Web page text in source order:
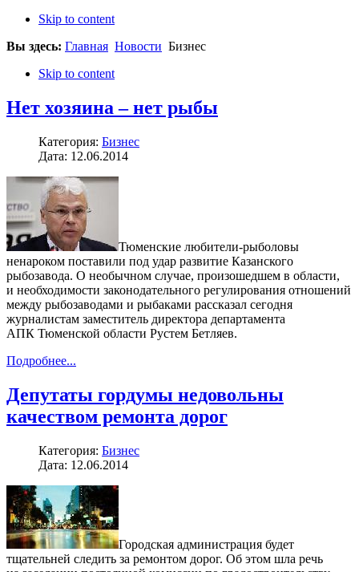
Skip to content
Вы здесь: Главная Новости Бизнес
Skip to content
Нет хозяина – нет рыбы
Категория: Бизнес
Дата: 12.06.2014
Тюменские любители-рыболовы
ненароком поставили под удар развитие Казанского
рыбозавода. О необычном случае, произошедшем в области,
и необходимости законодательного регулирования отношений
между рыбозаводами и рыбаками рассказал сегодня
журналистам заместитель директора департамента
АПК Тюменской области Рустем Бетляев.
Подробнее...
Депутаты гордумы недовольны
качеством ремонта дорог
Категория: Бизнес
Дата: 12.06.2014
Городская администрация будет
тщательней следить за ремонтом дорог. Об этом шла речь